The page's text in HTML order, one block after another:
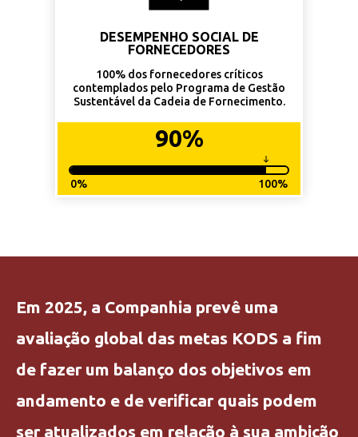
DESEMPENHO SOCIAL DE
FORNECEDORES
100% dos fornecedores críticos
contemplados pelo Programa de Gestão
Sustentável da Cadeia de Fornecimento.
90%
0% 100%
Em 2025, a Companhia prevê uma
avaliação global das metas KODS a fim
de fazer um balanço dos objetivos em
andamento e de verificar quais podem
ser atualizados em relação à sua ambição